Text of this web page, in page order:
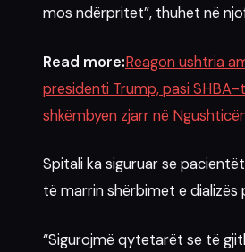
mos ndërpritet”, thuhet në
Read more:Reagon ushtria
presidenti Trump, pasi SHBA-
shkëmbyen zjarr në
Spitali ka siguruar se
të marrin shërbimet e dializës
“Sigurojmë qytetarët se të